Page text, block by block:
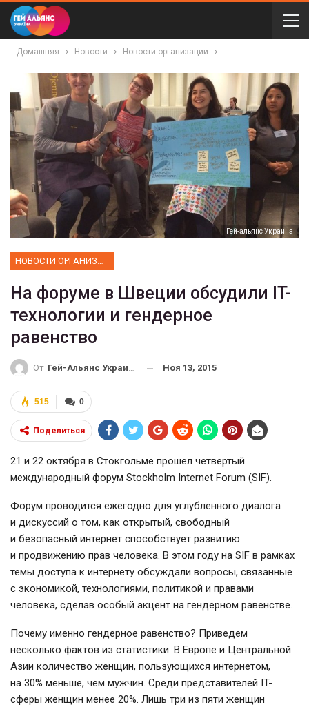
Домашняя Новости Новости организации
Гей-альянс Украина
На форуме в Швеции обсудили IT-
технологии и гендерное
равенство
От Гей-Альянс Украина Ноя 13, 2015
0
515
Поделиться
21 и 22 октября в Стокгольме прошел четвертый
международный форум Stockholm Internet Forum (SIF).
Форум проводится ежегодно для углубленного диалога
и дискуссий о том, как открытый, свободный
и безопасный интернет способствует развитию
и продвижению прав человека. В этом году на SIF в рамках
темы доступа к интернету обсуждали вопросы, связанные
с экономикой, технологиями, политикой и правами
человека, сделав особый акцент на гендерном равенстве.
Почему именно гендерное равенство? Приведем
несколько фактов из статистики. В Европе и Центральной
Азии количество женщин, пользующихся интернетом,
на 30% меньше, чем мужчин. Среди представителей IT-
сферы женщин менее 20%. Лишь три из пяти женщин